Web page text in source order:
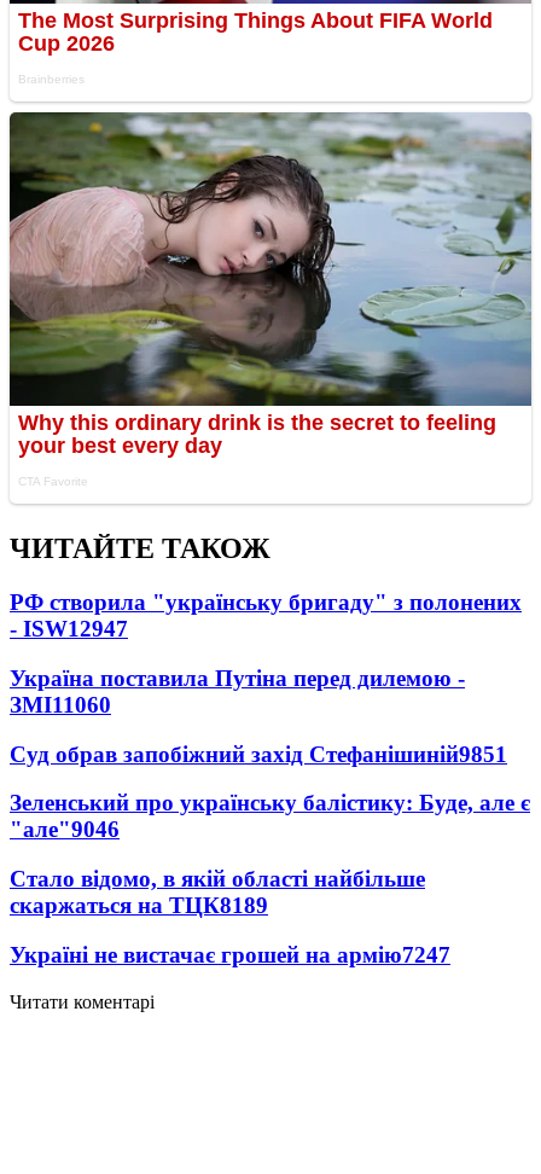
ЧИТАЙТЕ ТАКОЖ
РФ створила "українську бригаду" з полонених
- ISW12947
Україна поставила Путіна перед дилемою -
ЗМІ11060
Суд обрав запобіжний захід Стефанішиній9851
Зеленський про українську балістику: Буде, але є
"але"9046
Стало відомо, в якій області найбільше
скаржаться на ТЦК8189
Україні не вистачає грошей на армію7247
Читати коментарі